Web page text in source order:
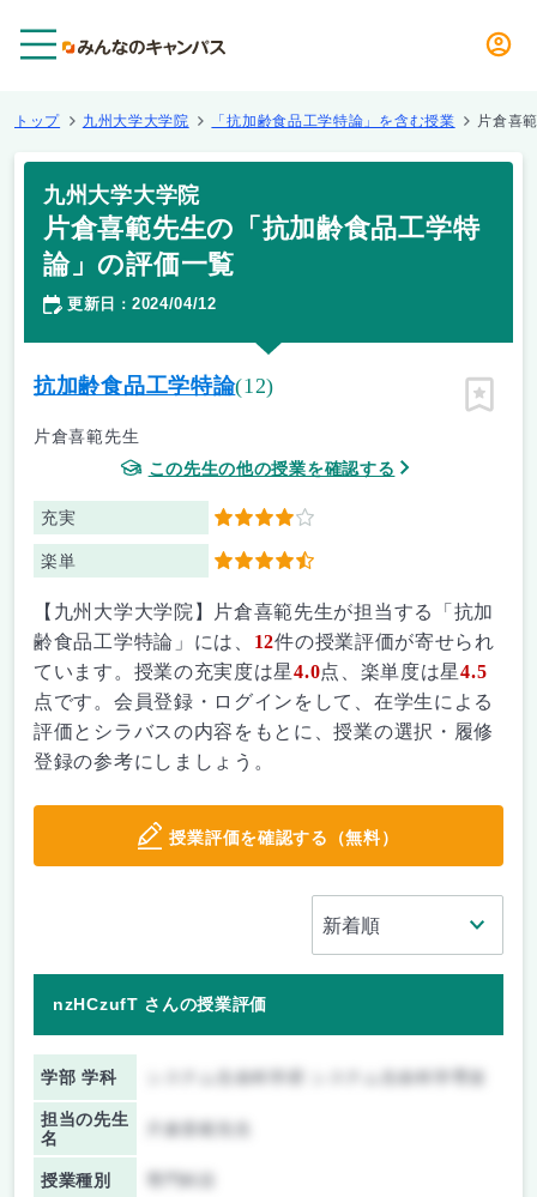
トップ 九州大学大学院 「抗加齢食品工学特論」を含む授業 片倉喜
九州大学大学院
片倉喜範先生の「抗加齢食品工学特
論」の評価一覧
更新日 ： 2024/04/12
抗加齢食品工学特論(12)
片倉喜範先生
この先生の他の授業を確認する
充実 4
楽単 4.5
ピン留
【九州大学大学院】片倉喜範先生が担当する「抗加
齢食品工学特論」には、 12件の授業評価が寄せられ
ています。授業の充実度は星4.0点、楽単度は星4.5
点です。会員登録・ログインをして、在学生による
評価とシラバスの内容をもとに、授業の選択・履修
登録の参考にしましょう。
授業評価を確認する（無料）
nzHCzufT さんの授業評価
学部 学科 システム生命科学府 システム生命科学専攻
担当の先生
名
片倉喜範先生
授業種別